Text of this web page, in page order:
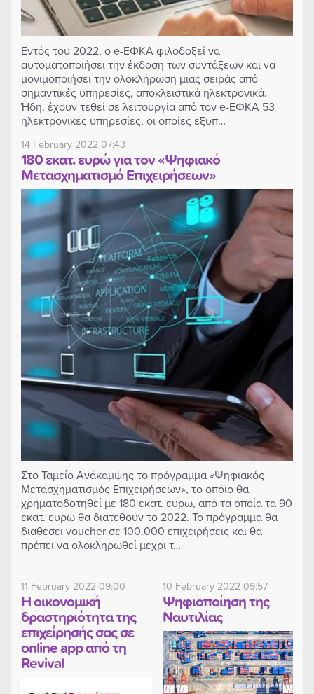
Εντός του 2022, ο e-ΕΦΚΑ φιλοδοξεί να
αυτοματοποιήσει την έκδοση των συντάξεων και να
μονιμοποιήσει την ολοκλήρωση μιας σειράς από
σημαντικές υπηρεσίες, αποκλειστικά ηλεκτρονικά.
Ήδη, έχουν τεθεί σε λειτουργία από τον e-ΕΦΚΑ 53
ηλεκτρονικές υπηρεσίες, οι οποίες εξυπ…
14 February 2022 07:43
180 εκατ. ευρώ για τον «Ψηφιακό
Μετασχηματισμό Επιχειρήσεων»
Στο Ταμείο Ανάκαμψης το πρόγραμμα «Ψηφιακός
Μετασχηματισμός Επιχειρήσεων», το οπόιο θα
χρηματοδοτηθεί με 180 εκατ. ευρώ, από τα οποία τα 90
εκατ. ευρώ θα διατεθούν το 2022. Το πρόγραμμα θα
διαθέσει voucher σε 100.000 επιχειρήσεις και θα
πρέπει να ολοκληρωθεί μέχρι τ…
11 February 2022 09:00
Η οικονομική
δραστηριότητα της
επιχείρησής σας σε
online app από τη
Revival
10 February 2022 09:57
Ψηφιοποίηση της
Ναυτιλίας